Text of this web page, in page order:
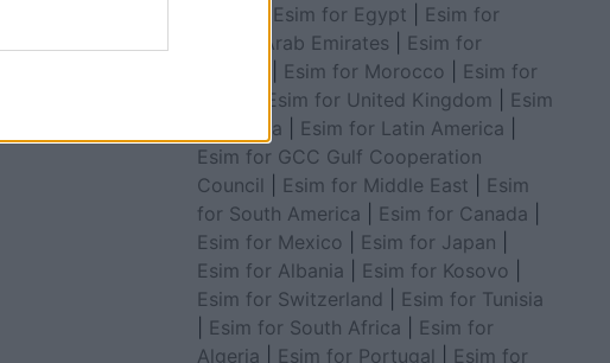
Esim for Egypt
Esim for
United Arab Emirates
Esim for
Esim for Morocco
Esim for
Esim for United Kingdom
Esim
for Africa
Esim for Latin America
Esim for GCC Gulf Cooperation
Council
Esim for Middle East
Esim
for South America
Esim for Canada
Esim for Mexico
Esim for Japan
Esim for Albania
Esim for Kosovo
Esim for Switzerland
Esim for Tunisia
Esim for South Africa
Esim for
Algeria
Esim for Portugal
Esim for